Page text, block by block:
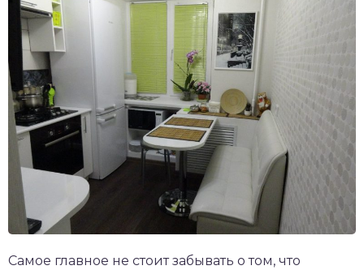
Самое главное не стоит забывать о том, что